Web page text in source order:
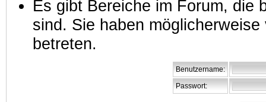
Es gibt Bereiche im Forum, die
sind. Sie haben
betreten.
Benutzername:
Passwort: